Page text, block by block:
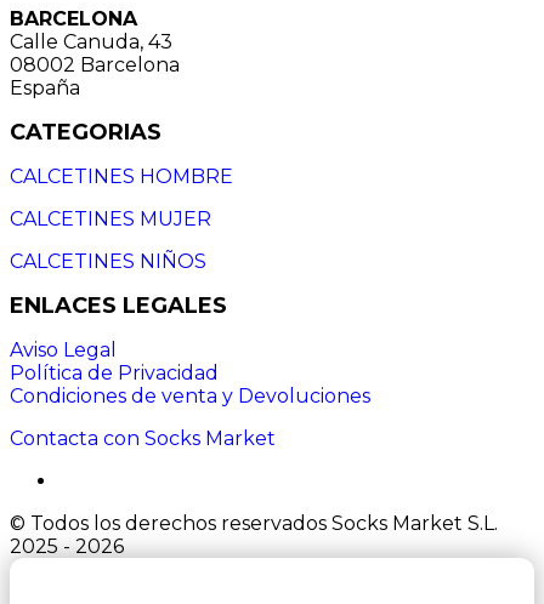
BARCELONA
Calle Canuda, 43
08002 Barcelona
España
CATEGORIAS
CALCETINES HOMBRE
CALCETINES MUJER
CALCETINES NIÑOS
ENLACES LEGALES
Aviso Legal
Política de Privacidad
Condiciones de venta y Devoluciones
Contacta con Socks Market
© Todos los derechos reservados Socks Market S.L.
2025 - 2026